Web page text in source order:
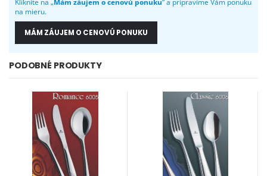
Kliknite na „Mám záujem o cenovú ponuku“ a pripravíme Vám ponuku
na mieru.
MÁM ZÁUJEM O CENOVÚ PONUKU
PODOBNÉ PRODUKTY